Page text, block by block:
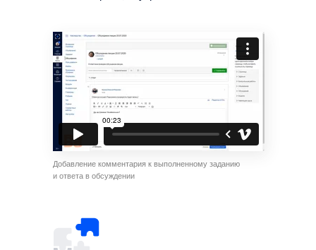
Добавление комментария к выполненному заданию
и ответа в обсуждении